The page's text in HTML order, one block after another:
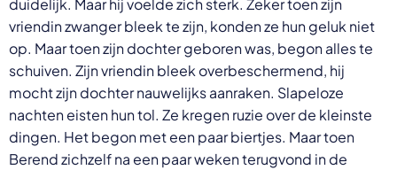
duidelijk. Maar hij voelde zich sterk. Zeker toen zijn
vriendin zwanger bleek te zijn, konden ze hun geluk niet
op. Maar toen zijn dochter geboren was, begon alles te
schuiven. Zijn vriendin bleek overbeschermend, hij
mocht zijn dochter nauwelijks aanraken. Slapeloze
nachten eisten hun tol. Ze kregen ruzie over de kleinste
dingen. Het begon met een paar biertjes. Maar toen
Berend zichzelf na een paar weken terugvond in de